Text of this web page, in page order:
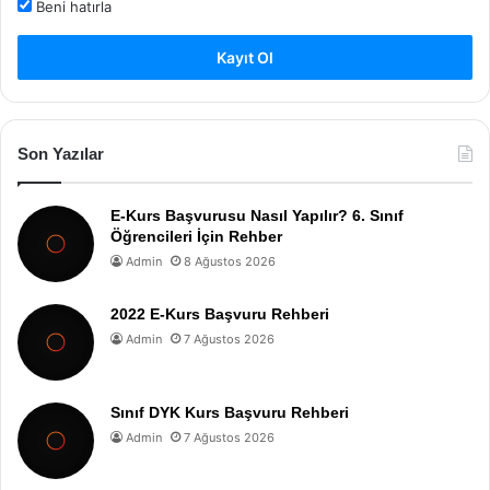
Beni hatırla
Kayıt Ol
Son Yazılar
E-Kurs Başvurusu Nasıl Yapılır? 6. Sınıf
Öğrencileri İçin Rehber
Admin 8 Ağustos 2026
2022 E-Kurs Başvuru Rehberi
Admin 7 Ağustos 2026
Sınıf DYK Kurs Başvuru Rehberi
Admin 7 Ağustos 2026